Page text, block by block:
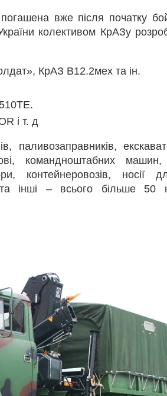
вже після початку
колективом КрАЗу
КрАЗ В12.2мех та ін.
і т. д
паливозаправників,
командноштабних машин,
контейнеровозів, носії
та інші – всього більше 50